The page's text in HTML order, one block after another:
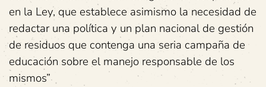
en la Ley, que establece asimismo la necesidad de
redactar una política y un plan nacional de gestión
de residuos que contenga una seria campaña de
educación sobre el manejo responsable de los
mismos”